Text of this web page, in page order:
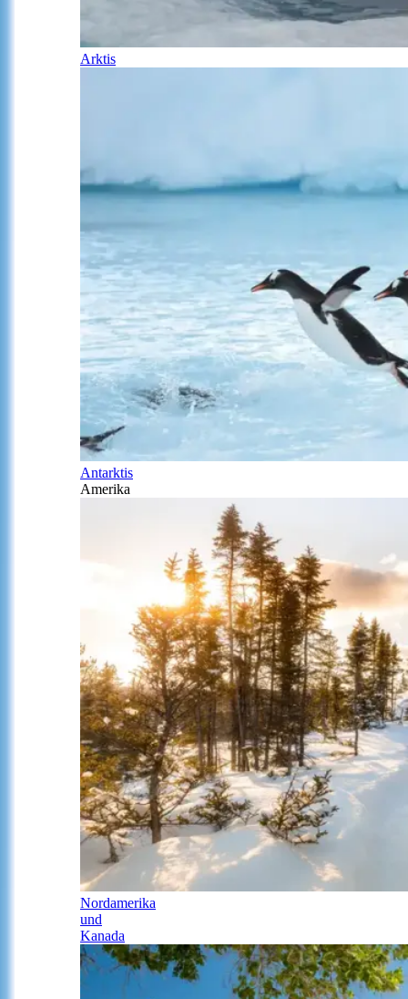
Arktis
Antarktis
Amerika
Nordamerika
und
Kanada